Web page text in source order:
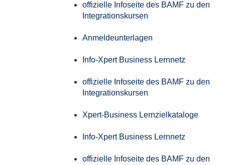
offizielle Infoseite des BAMF zu den
Integrationskursen
Anmeldeunterlagen
Info-Xpert Business Lernnetz
offizielle Infoseite des BAMF zu den
Integrationskursen
Xpert-Business Lernzielkataloge
Info-Xpert Business Lernnetz
offizielle Infoseite des BAMF zu den